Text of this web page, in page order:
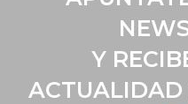
Y
ACTUALIDAD